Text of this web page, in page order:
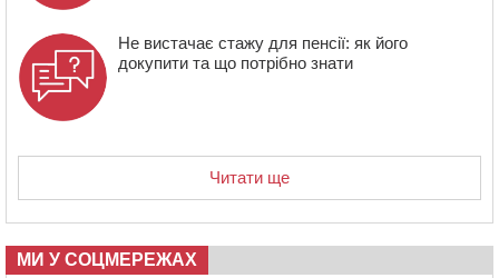
Не вистачає стажу для пенсії: як його
докупити та що потрібно знати
Читати ще
МИ У СОЦМЕРЕЖАХ